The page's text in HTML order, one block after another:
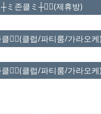
┼ミ존클ミ┼❤️‍🔥(제휴방)
❤️‍🔥(클럽/파티룸/가라오
❤️‍🔥(클럽/파티룸/가라오